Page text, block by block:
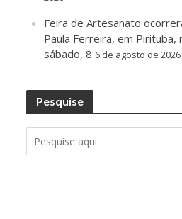
Feira de Artesanato
Paula Ferreira, em Pirituba,
sábado, 8 6 de agosto de 2026
Pesquise